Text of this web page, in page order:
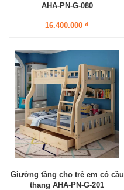
AHA-PN-G-080
16.400.000 ₫
Giường tầng cho trẻ em có cầu
thang AHA-PN-G-201